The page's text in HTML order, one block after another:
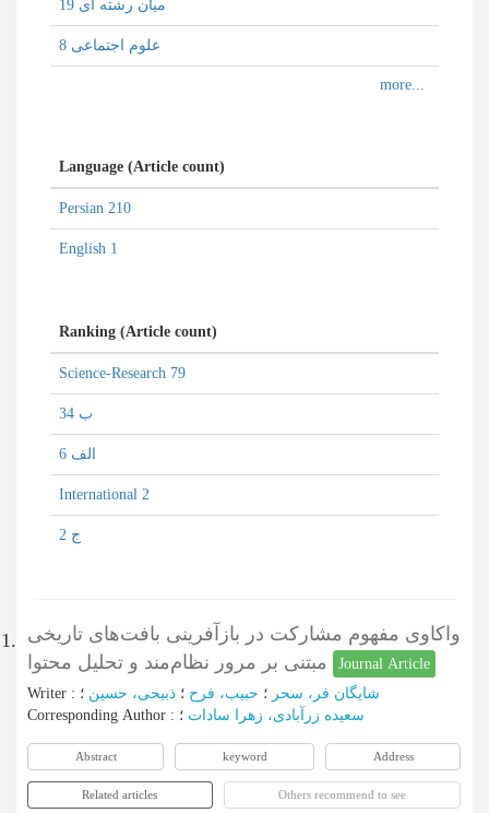
میان رشته ای 19
علوم اجتماعی 8
Language (Article count)
Persian 210
English 1
Ranking (Article count)
Science-Research 79
ب 34
الف 6
International 2
ج 2
1. واکاوی مفهوم مشارکت در بازآفرینی بافت‌های تاریخی
Journal Article
Writer : شایگان فر، سحر ؛ حبیب، فرح ؛ ذبیحی، حسین ؛
Corresponding Author : سعیده زرآبادی، زهرا سادات ؛
Abstract keyword Address
Related articles Others recommend to see